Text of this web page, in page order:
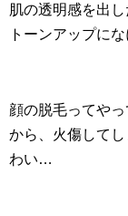
肌の透明感を出し
トーンアップに
顔の脱毛ってや
から、火傷して
わい…